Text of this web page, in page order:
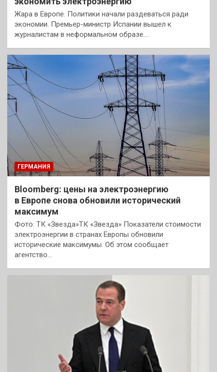
Жара в Европе. Политики начали раздеваться ради
экономии. Премьер-министр Испании вышел к
журналистам в неформальном образе.…
ГЕРМАНИЯ
Bloomberg: цены на электроэнергию
в Европе снова обновили исторический
максимум
Фото: ТК «Звезда»ТК «Звезда» Показатели стоимости
электроэнергии в странах Европы обновили
исторические максимумы. Об этом сообщает
агентство…